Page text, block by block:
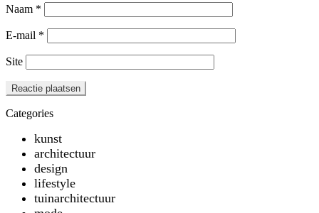
Naam *
E-mail *
Site
Categories
kunst
architectuur
design
lifestyle
tuinarchitectuur